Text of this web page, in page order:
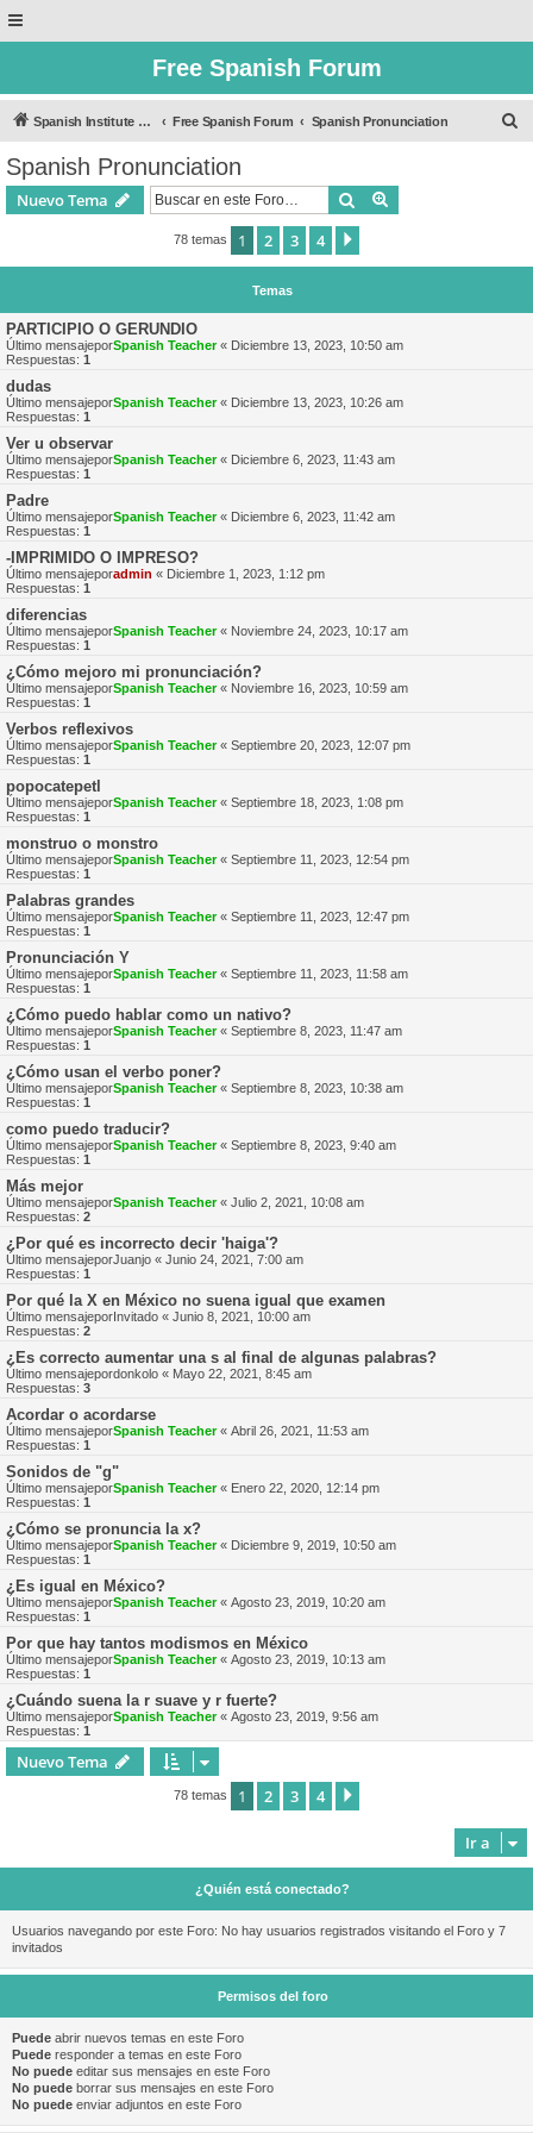
Free Spanish Forum
Spanish Institute of Puebla Free Spanish Forum Spanish Pronunciation
Spanish Pronunciation
Nuevo Tema Buscar
78 temas 1 2 3 4
Temas
PARTICIPIO O GERUNDIO
Último mensajeporSpanish Teacher« Diciembre 13, 2023, 10:50 am
Respuestas: 1
dudas
Último mensajeporSpanish Teacher« Diciembre 13, 2023, 10:26 am
Respuestas: 1
Ver u observar
Último mensajeporSpanish Teacher« Diciembre 6, 2023, 11:43 am
Respuestas: 1
Padre
Último mensajeporSpanish Teacher« Diciembre 6, 2023, 11:42 am
Respuestas: 1
-IMPRIMIDO O IMPRESO?
Último mensajeporadmin « Diciembre 1, 2023, 1:12 pm
Respuestas: 1
diferencias
Último mensajeporSpanish Teacher« Noviembre 24, 2023, 10:17 am
Respuestas: 1
¿Cómo mejoro mi pronunciación?
Último mensajeporSpanish Teacher« Noviembre 16, 2023, 10:59 am
Respuestas: 1
Verbos reflexivos
Último mensajeporSpanish Teacher« Septiembre 20, 2023, 12:07 pm
Respuestas: 1
popocatepetl
Último mensajeporSpanish Teacher« Septiembre 18, 2023, 1:08 pm
Respuestas: 1
monstruo o monstro
Último mensajeporSpanish Teacher« Septiembre 11, 2023, 12:54 pm
Respuestas: 1
Palabras grandes
Último mensajeporSpanish Teacher« Septiembre 11, 2023, 12:47 pm
Respuestas: 1
Pronunciación Y
Último mensajeporSpanish Teacher« Septiembre 11, 2023, 11:58 am
Respuestas: 1
¿Cómo puedo hablar como un nativo?
Último mensajeporSpanish Teacher« Septiembre 8, 2023, 11:47 am
Respuestas: 1
¿Cómo usan el verbo poner?
Último mensajeporSpanish Teacher« Septiembre 8, 2023, 10:38 am
Respuestas: 1
como puedo traducir?
Último mensajeporSpanish Teacher« Septiembre 8, 2023, 9:40 am
Respuestas: 1
Más mejor
Último mensajeporSpanish Teacher« Julio 2, 2021, 10:08 am
Respuestas: 2
¿Por qué es incorrecto decir 'haiga'?
Último mensajeporJuanjo « Junio 24, 2021, 7:00 am
Respuestas: 1
Por qué la X en México no suena igual que examen
Último mensajeporInvitado « Junio 8, 2021, 10:00 am
Respuestas: 2
¿Es correcto aumentar una s al final de algunas palabras?
Último mensajepordonkolo « Mayo 22, 2021, 8:45 am
Respuestas: 3
Acordar o acordarse
Último mensajeporSpanish Teacher« Abril 26, 2021, 11:53 am
Respuestas: 1
Sonidos de "g"
Último mensajeporSpanish Teacher« Enero 22, 2020, 12:14 pm
Respuestas: 1
¿Cómo se pronuncia la x?
Último mensajeporSpanish Teacher« Diciembre 9, 2019, 10:50 am
Respuestas: 1
¿Es igual en México?
Último mensajeporSpanish Teacher« Agosto 23, 2019, 10:20 am
Respuestas: 1
Por que hay tantos modismos en México
Último mensajeporSpanish Teacher« Agosto 23, 2019, 10:13 am
Respuestas: 1
¿Cuándo suena la r suave y r fuerte?
Último mensajeporSpanish Teacher« Agosto 23, 2019, 9:56 am
Respuestas: 1
Nuevo Tema
78 temas 1 2 3 4
Ir a
¿Quién está conectado?
Usuarios navegando por este Foro: No hay usuarios registrados visitando el Foro y 7
invitados
Permisos del foro
Puede abrir nuevos temas en este Foro
Puede responder a temas en este Foro
No puede editar sus mensajes en este Foro
No puede borrar sus mensajes en este Foro
No puede enviar adjuntos en este Foro